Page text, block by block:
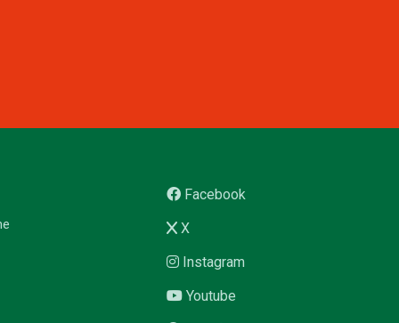
Facebook
X
Instagram
Youtube